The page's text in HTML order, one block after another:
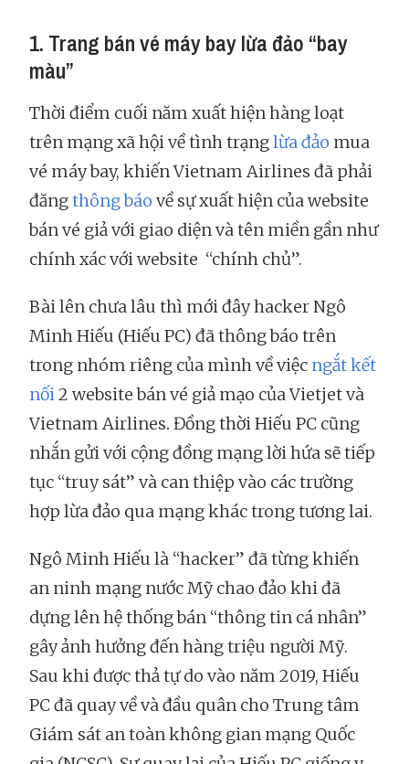
1. Trang bán vé máy bay lừa đảo “bay
màu”
Thời điểm cuối năm xuất hiện hàng loạt
trên mạng xã hội về tình trạnglừa đảo mua
vé máy bay, khiến Vietnam Airlines đã phải
đăngthông báo về sự xuất hiện của website
bán vé giả với giao diện và tên miền gần như
chính xác với website “chính chủ”.
Bài lên chưa lâu thì mới đây hacker Ngô
Minh Hiếu (Hiếu PC) đã thông báo trên
trong nhóm riêng của mình về việc ngắt kết
nối2 website bán vé giả mạo của Vietjet và
Vietnam Airlines. Đồng thời Hiếu PC cũng
nhắn gửi với cộng đồng mạng lời hứa sẽ tiếp
tục “truy sát” và can thiệp vào các trường
hợp lừa đảo qua mạng khác trong tương lai.
Ngô Minh Hiếu là “hacker” đã từng khiến
an ninh mạng nước Mỹ chao đảo khi đã
dựng lên hệ thống bán “thông tin cá nhân”
gây ảnh hưởng đến hàng triệu người Mỹ.
Sau khi được thả tự do vào năm 2019, Hiếu
PC đã quay về và đầu quân cho Trung tâm
Giám sát an toàn không gian mạng Quốc